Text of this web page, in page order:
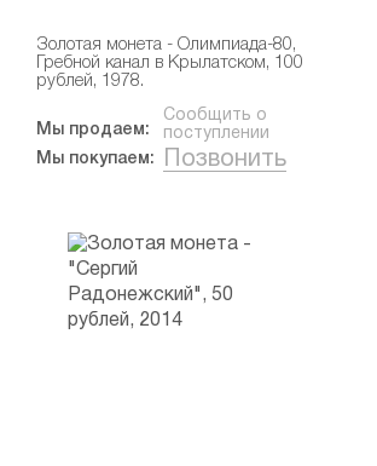
Золотая монета - Олимпиада-80,
Гребной канал в Крылатском, 100
рублей, 1978.
Мы продаем:
Сообщить о
поступлении
Мы покупаем:
Позвонить